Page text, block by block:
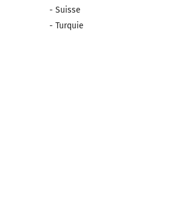
- Suisse
- Turquie